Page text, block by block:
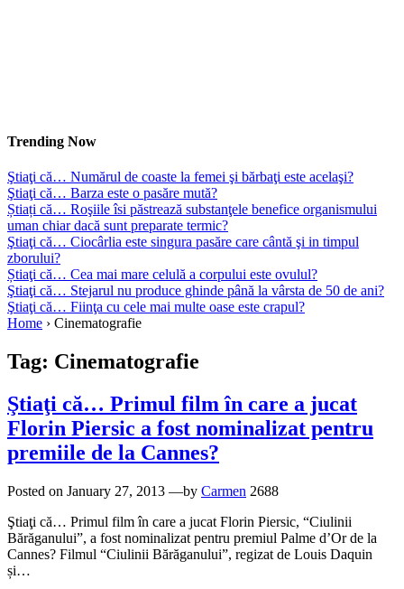
Trending Now
Ştiaţi că… Numărul de coaste la femei şi bărbaţi este acelaşi?
Ştiaţi că… Barza este o pasăre mută?
Știați că… Roşiile îsi păstrează substanţele benefice organismului
uman chiar dacă sunt preparate termic?
Ştiaţi că… Ciocârlia este singura pasăre care cântă şi in timpul
zborului?
Știaţi că… Cea mai mare celulă a corpului este ovulul?
Ştiaţi că… Stejarul nu produce ghinde până la vârsta de 50 de ani?
Ştiaţi că… Fiinţa cu cele mai multe oase este crapul?
Home › Cinematografie
Tag: Cinematografie
Ştiaţi că… Primul film în care a jucat
Florin Piersic a fost nominalizat pentru
premiile de la Cannes?
Posted on January 27, 2013 —by Carmen 2688
Ştiaţi că… Primul film în care a jucat Florin Piersic, “Ciulinii
Bărăganului”, a fost nominalizat pentru premiul Palme d’Or de la
Cannes? Filmul “Ciulinii Bărăganului”, regizat de Louis Daquin
și…